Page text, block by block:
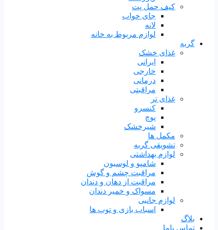
کیف حمل پت
جای خواب
لانه
لوازم مربوط به خانه
گربه
غذای خشک
ایرانی
خارجی
درمانی
مراقبتی
غذای تر
کنسرو
پوچ
شیرخشک
مکمل ها
تشویقی گربه
لوازم بهداشتی
شامپو و لوسیون
مراقبت چشم و گوش
مراقبت از دهان و دندان
مسواک و خمیر دندان
لوازم جانبی
اسباب بازی و توپ ها
بلاگ
تماس باما